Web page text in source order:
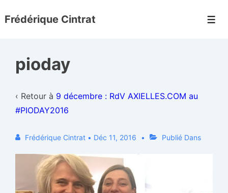
passer
principal
Frédérique Cintrat
pioday
‹ Retour à 9 décembre : RdV AXIELLES.COM au
#PIODAY2016
Frédérique Cintrat • Déc 11, 2016 Publié Dans